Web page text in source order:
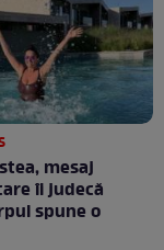
mesaj
îi judecă
spune o